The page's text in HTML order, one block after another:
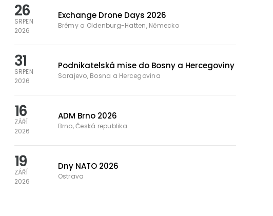
26
SRPEN
2026
Exchange Drone Days 2026
Brémy a Oldenburg-Hatten, Německo
31
SRPEN
2026
Podnikatelská mise do Bosny a Hercegoviny
Sarajevo, Bosna a Hercegovina
16
ZÁŘÍ
2026
ADM Brno 2026
Brno, Česká republika
19
ZÁŘÍ
2026
Dny NATO 2026
Ostrava